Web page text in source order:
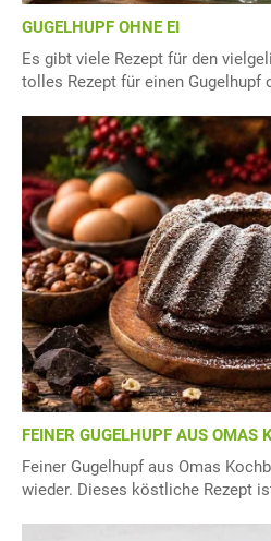
GUGELHUPF OHNE EI
Es gibt viele Rezept für den
tolles Rezept für einen Gugelhupf
FEINER GUGELHUPF AUS OMAS
Feiner Gugelhupf aus Omas
wieder. Dieses köstliche Rezept